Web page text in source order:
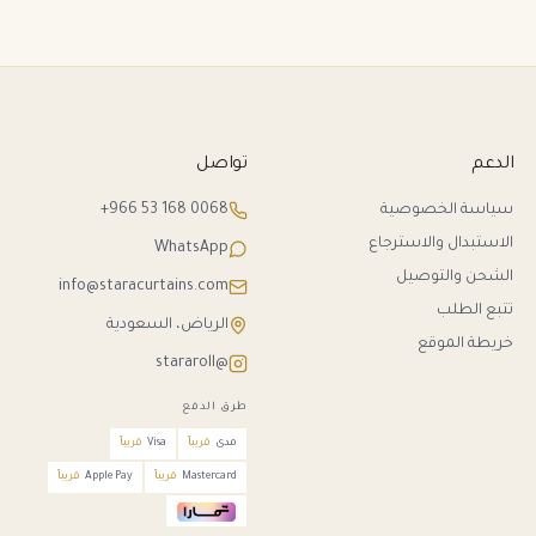
الدعم
سياسة الخصوصية
الاستبدال والاسترجاع
الشحن والتوصيل
تتبع الطلب
خريطة الموقع
تواصل
+966 53 168 0068
WhatsApp
info@staracurtains.com
الرياض، السعودية
@stararoll
طرق الدفع
مدى قريباً Visa قريباً
Mastercard قريباً Apple Pay قريباً